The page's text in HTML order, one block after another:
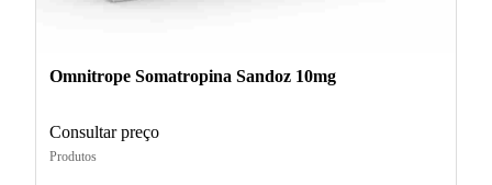
Omnitrope Somatropina Sandoz 10mg
Consultar preço
Produtos